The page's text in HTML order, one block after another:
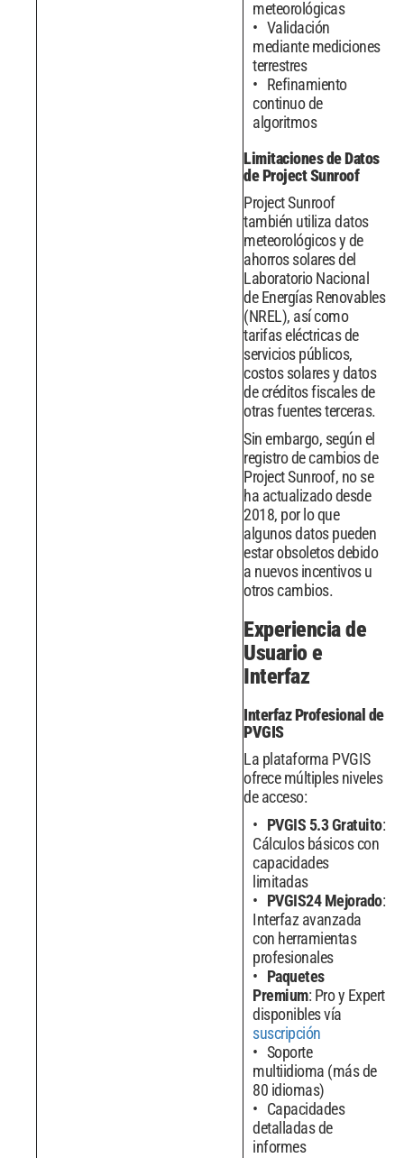
meteorológicas
Validación
mediante mediciones
terrestres
Refinamiento
continuo de
algoritmos
Limitaciones de Datos
de Project Sunroof
Project Sunroof
también utiliza datos
meteorológicos y de
ahorros solares del
Laboratorio Nacional
de Energías Renovables
(NREL), así como
tarifas eléctricas de
servicios públicos,
costos solares y datos
de créditos fiscales de
otras fuentes terceras.
Sin embargo, según el
registro de cambios de
Project Sunroof, no se
ha actualizado desde
2018, por lo que
algunos datos pueden
estar obsoletos debido
a nuevos incentivos u
otros cambios.
Experiencia de
Usuario e
Interfaz
Interfaz Profesional de
PVGIS
La plataforma PVGIS
ofrece múltiples niveles
de acceso:
PVGIS 5.3 Gratuito:
Cálculos básicos con
capacidades
limitadas
PVGIS24 Mejorado:
Interfaz avanzada
con herramientas
profesionales
Paquetes
Premium: Pro y Expert
disponibles vía
suscripción
Soporte
multiidioma (más de
80 idiomas)
Capacidades
detalladas de
informes